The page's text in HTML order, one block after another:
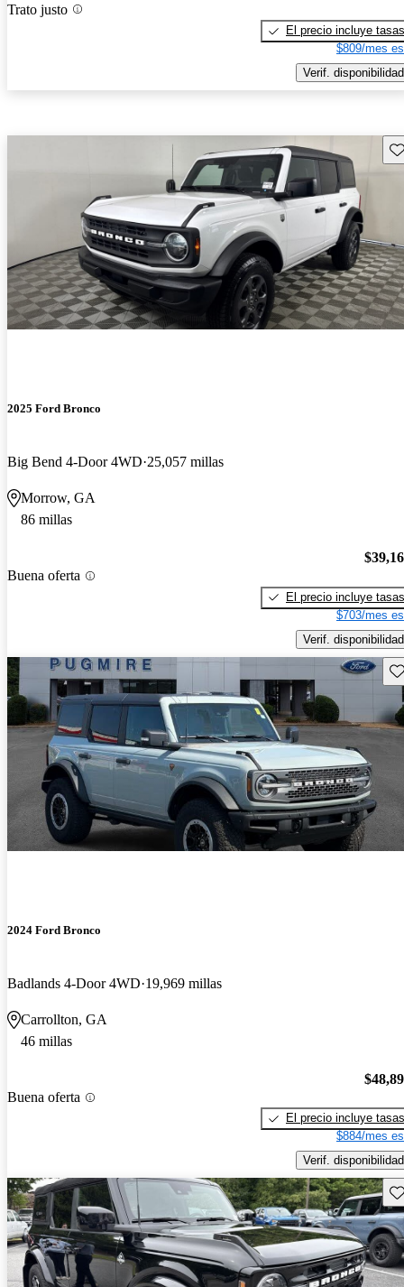
Trato justo
El precio incluye tasas
$809/mes
Verif. disponibilidad
2025 Ford Bronco
Big Bend 4-Door 4WD 25,057 millas
Morrow, GA
86 millas
Buena oferta
El precio incluye tasas
$703/mes
Verif. disponibilidad
2024 Ford Bronco
Badlands 4-Door 4WD 19,969 millas
Carrollton, GA
46 millas
Buena oferta
El precio incluye tasas
$884/mes
Verif. disponibilidad